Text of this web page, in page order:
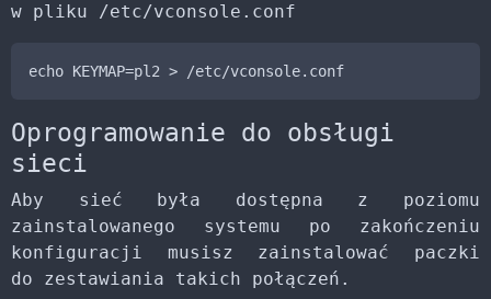
w pliku /etc/vconsole.conf
echo KEYMAP=pl2 > /etc/vconsole.conf
Oprogramowanie do obsługi
sieci
Aby sieć była dostępna z poziomu
zainstalowanego systemu po zakończeniu
konfiguracji musisz zainstalować paczki
do zestawiania takich połączeń.